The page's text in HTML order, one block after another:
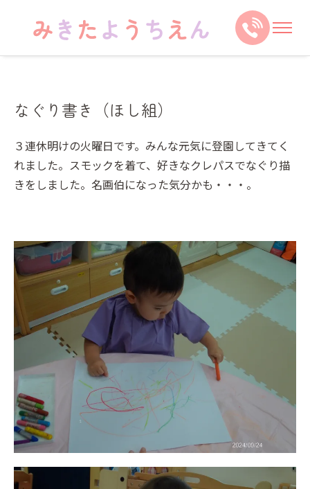
なぐり書き（ほし組）
３連休明けの火曜日です。みんな元気に登園してきてく
れました。スモックを着て、好きなクレパスでなぐり描
きをしました。名画伯になった気分かも・・・。